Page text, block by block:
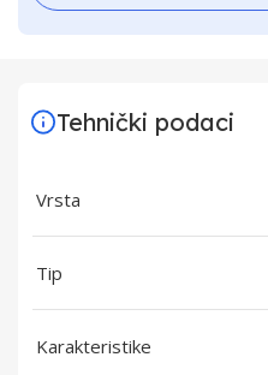
Tehnički podaci
Vrsta
Tip
Karakteristike